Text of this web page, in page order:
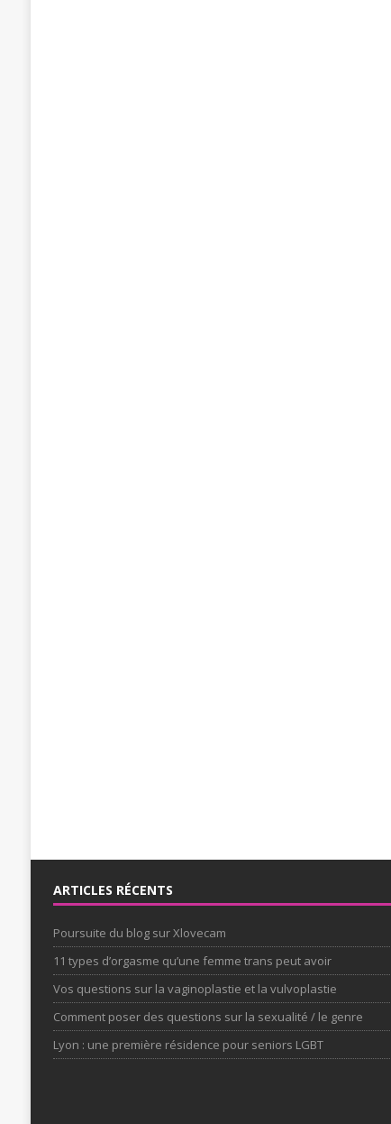
ARTICLES RÉCENTS
Poursuite du blog sur Xlovecam
11 types d’orgasme qu’une femme trans peut avoir
Vos questions sur la vaginoplastie et la vulvoplastie
Comment poser des questions sur la sexualité / le genre
Lyon : une première résidence pour seniors LGBT